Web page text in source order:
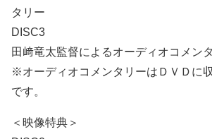
タリー
DISC3
田﨑竜太監督によるオーディオコメン
※オーディオコメンタリーはＤＶＤに
です。
＜映像特典＞